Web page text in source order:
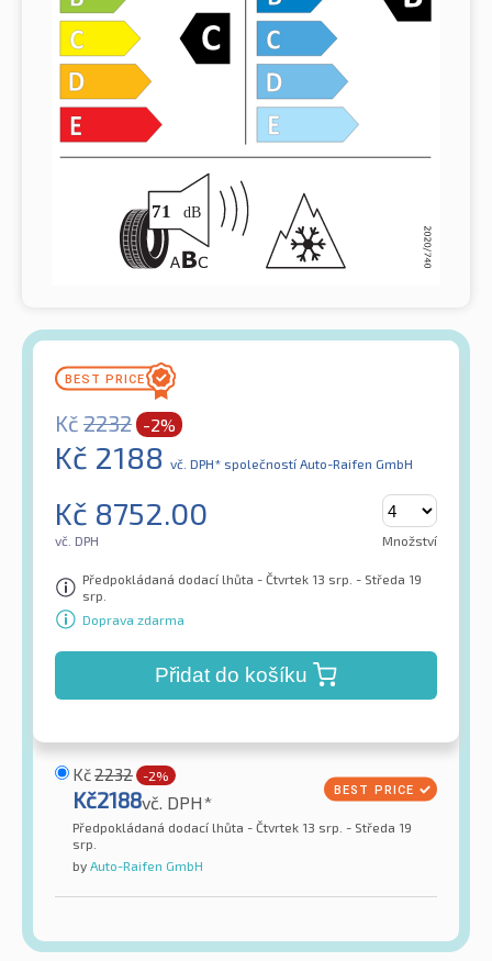
Kč 2232 -2%
Kč 2188 vč. DPH* společností Auto-Raifen GmbH
Kč 8752.00
vč. DPH Množství
Předpokládaná dodací lhůta - Čtvrtek 13 srp. - Středa 19
srp.
Doprava zdarma
Přidat do košíku
Kč2232 -2%
Kč2188vč. DPH*
Předpokládaná dodací lhůta - Čtvrtek 13 srp. - Středa 19
srp.
by Auto-Raifen GmbH